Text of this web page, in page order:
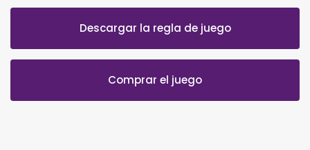
Descargar la regla de juego
Comprar el juego